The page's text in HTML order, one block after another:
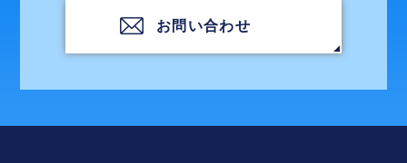
お問い合わせ